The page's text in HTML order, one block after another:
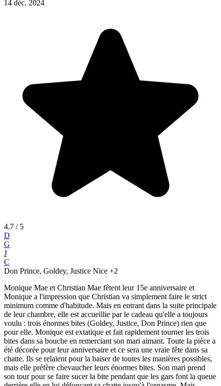
14 déc. 2024
4.7 / 5
D
G
J
C
Don Prince, Goldey, Justice Nice +2
Monique Mae et Christian Mae fêtent leur 15e anniversaire et
Monique a l'impression que Christian va simplement faire le strict
minimum comme d'habitude. Mais en entrant dans la suite principale
de leur chambre, elle est accueillie par le cadeau qu'elle a toujours
voulu : trois énormes bites (Goldey, Justice, Don Prince) rien que
pour elle. Monique est extatique et fait rapidement tourner les trois
bites dans sa bouche en remerciant son mari aimant. Toute la pièce a
été décorée pour leur anniversaire et ce sera une vraie fête dans sa
chatte. Ils se relaient pour la baiser de toutes les manières possibles,
mais elle préfère chevaucher leurs énormes bites. Son mari prend
son tour pour se faire sucer la bite pendant que les gars font la queue